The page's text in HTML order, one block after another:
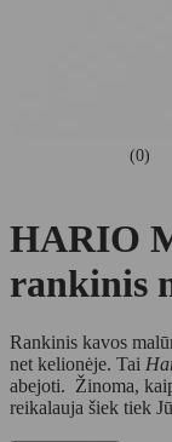
(0)
HARIO
rankinis
Rankinis kavos
net kelionėje. Tai
abejoti. Žinoma,
reikalauja šiek tiek